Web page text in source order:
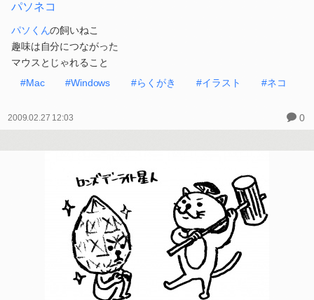
パソネコ
パソくんの飼いねこ
趣味は自分につながった
マウスとじゃれること
#Mac
#Windows #らくがき #イラスト #ネコ
2009.02.27 12:03 0